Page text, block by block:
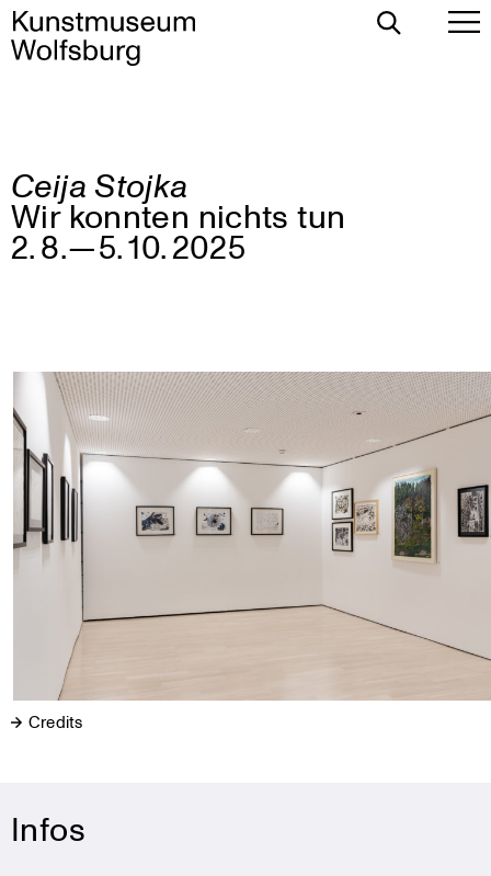
Skip
to
content
Toggle
Ceija Stojka
Wir konnten nichts tun
2. 8. — 5. 10. 2025
Credits
Infos